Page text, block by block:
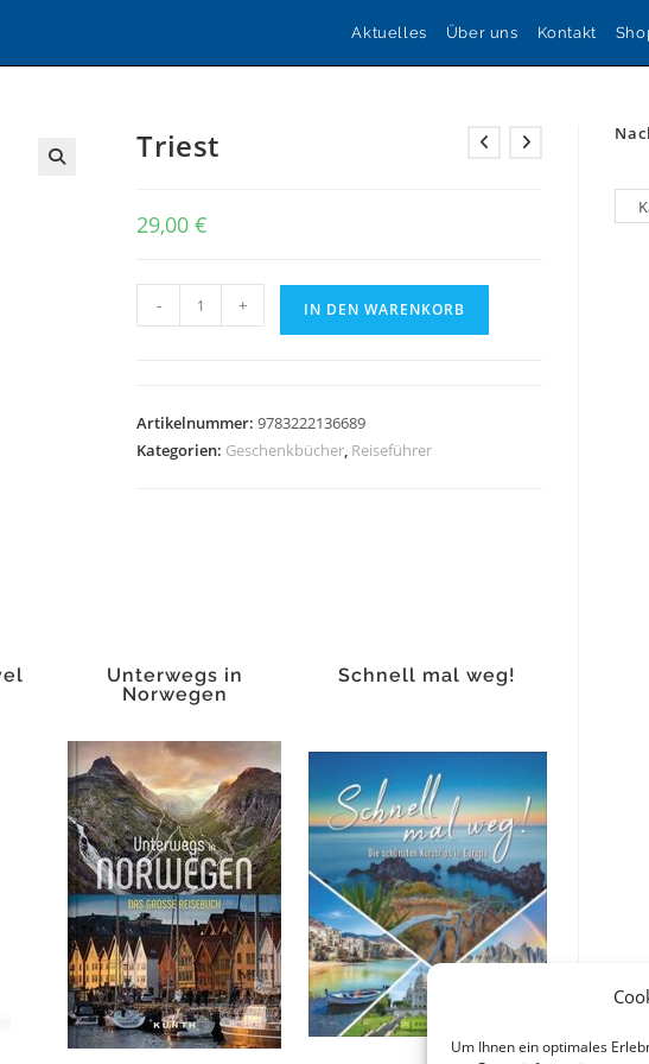
Um Ihnen ein optimales
Aktuelles Über uns Kontakt
Triest
29,00€
Menge
- + IN DEN WARENKORB
Artikelnummer:9783222136689
Kategorien: Geschenkbücher, Reiseführer
Unterwegs in
Norwegen
Schnell mal weg!